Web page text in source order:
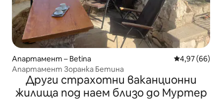
Апартамент – Betina Средна
4,97 (66)
Апартамент Зоранка Бетина
Други страхотни ваканционни
жилища под наем близо до Муртер